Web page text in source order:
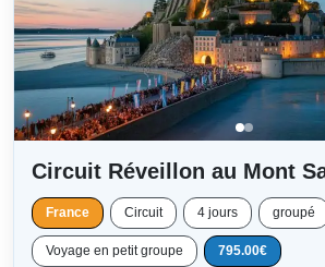
Circuit Réveillon au Mont
France Circuit 4 jours groupé
Voyage en petit groupe 795.00€